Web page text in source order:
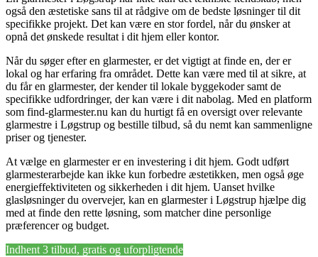
også den æstetiske sans til at rådgive om de bedste løsninger til dit
specifikke projekt. Det kan være en stor fordel, når du ønsker at
opnå det ønskede resultat i dit hjem eller kontor.
Når du søger efter en glarmester, er det vigtigt at finde en, der er
lokal og har erfaring fra området. Dette kan være med til at sikre, at
du får en glarmester, der kender til lokale byggekoder samt de
specifikke udfordringer, der kan være i dit nabolag. Med en platform
som find-glarmester.nu kan du hurtigt få en oversigt over relevante
glarmestre i Løgstrup og bestille tilbud, så du nemt kan sammenligne
priser og tjenester.
At vælge en glarmester er en investering i dit hjem. Godt udført
glarmesterarbejde kan ikke kun forbedre æstetikken, men også øge
energieffektiviteten og sikkerheden i dit hjem. Uanset hvilke
glasløsninger du overvejer, kan en glarmester i Løgstrup hjælpe dig
med at finde den rette løsning, som matcher dine personlige
præferencer og budget.
Indhent 3 tilbud, gratis og uforpligtende